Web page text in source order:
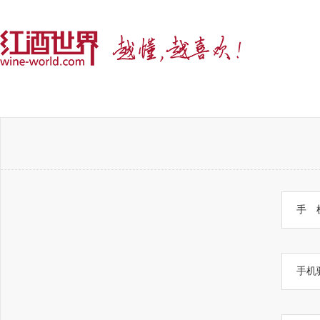
手
手机